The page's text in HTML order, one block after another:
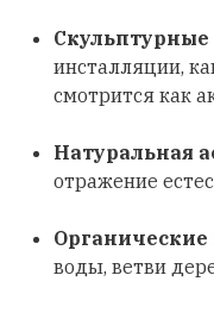
инсталляции,
смотрится как
Натуральная
отражение
воды, ветви